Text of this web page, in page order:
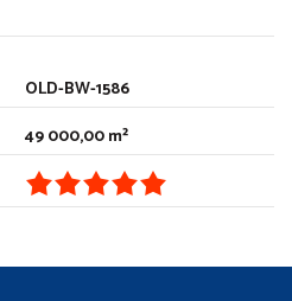
OLD-BW-1586
49 000,00 m²